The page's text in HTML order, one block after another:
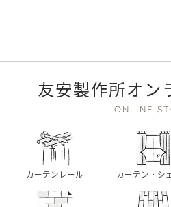
友安製作所オン
ONLINE
カーテンレール カーテン・シ